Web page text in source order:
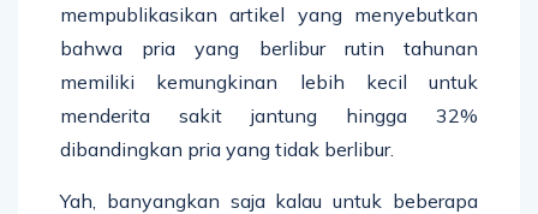
mempublikasikan artikel yang menyebutkan
bahwa pria yang berlibur rutin tahunan
memiliki kemungkinan lebih kecil untuk
menderita sakit jantung hingga 32%
dibandingkan pria yang tidak berlibur.
Yah, banyangkan saja kalau untuk beberapa